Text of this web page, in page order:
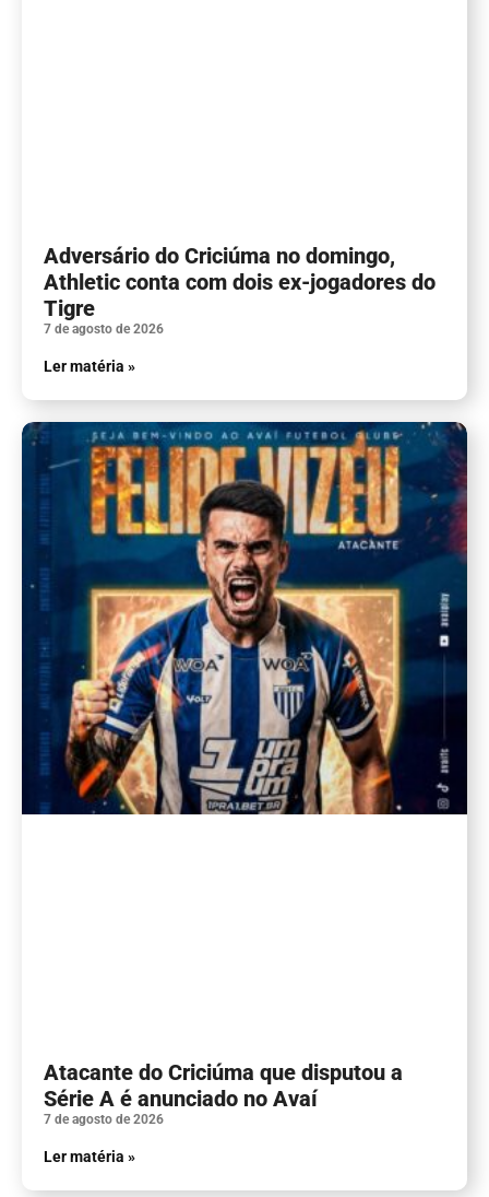
Adversário do Criciúma no domingo,
Athletic conta com dois ex-jogadores do
Tigre
7 de agosto de 2026
Ler matéria »
Atacante do Criciúma que disputou a
Série A é anunciado no Avaí
7 de agosto de 2026
Ler matéria »